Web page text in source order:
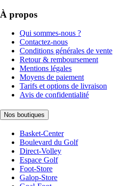
À propos
Qui sommes-nous ?
Contactez-nous
Conditions générales de vente
Retour & remboursement
Mentions légales
Moyens de paiement
Tarifs et options de livraison
Avis de confidentialité
Nos boutiques
Basket-Center
Boulevard du Golf
Direct-Volley
Espace Golf
Foot-Store
Galop-Store